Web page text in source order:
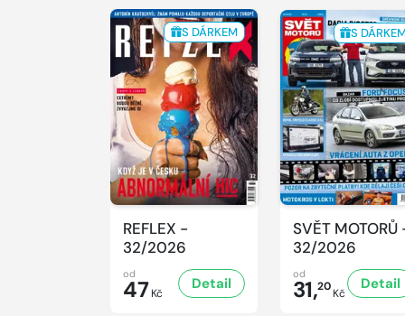
S DÁRKEM
REFLEX -
32/2026
od
47 Kč
Detail
S
SVĚT MOTORŮ
32/2026
od
31,20Kč
Detail